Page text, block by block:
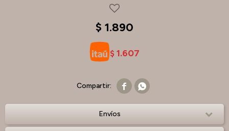
$ 1.890
$ 1.607
 
Envíos